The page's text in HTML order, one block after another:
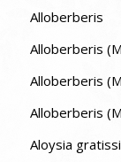
Alloberberis
Alloberberis
Alloberberis
Alloberberis
Aloysia